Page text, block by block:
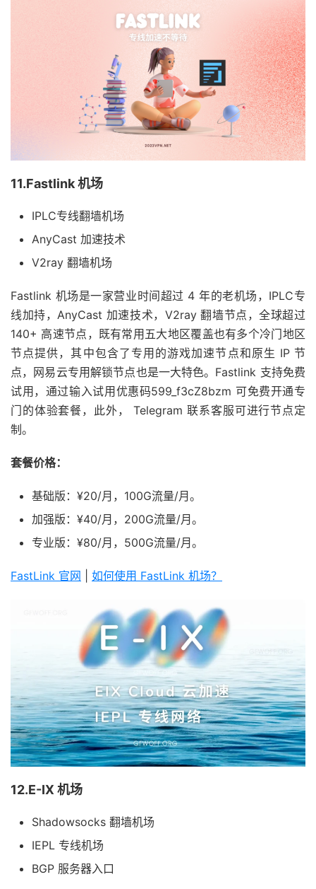
11.Fastlink 机场
IPLC专线翻墙机场
AnyCast 加速技术
V2ray 翻墙机场
Fastlink 机场是一家营业时间超过 4 年的老机场，IPLC专
线加持，AnyCast 加速技术，V2ray 翻墙节点，全球超过
140+ 高速节点，既有常用五大地区覆盖也有多个冷门地区
节点提供，其中包含了专用的游戏加速节点和原生 IP 节
点，网易云专用解锁节点也是一大特色。Fastlink 支持免费
试用，通过输入试用优惠码599_f3cZ8bzm 可免费开通专
门的体验套餐，此外， Telegram 联系客服可进行节点定
制。
套餐价格：
基础版：¥20/月，100G流量/月。
加强版：¥40/月，200G流量/月。
专业版：¥80/月，500G流量/月。
FastLink 官网 如何使用 FastLink 机场？
12.E-IX 机场
Shadowsocks 翻墙机场
IEPL 专线机场
BGP 服务器入口